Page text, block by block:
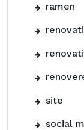
ramen
site
social